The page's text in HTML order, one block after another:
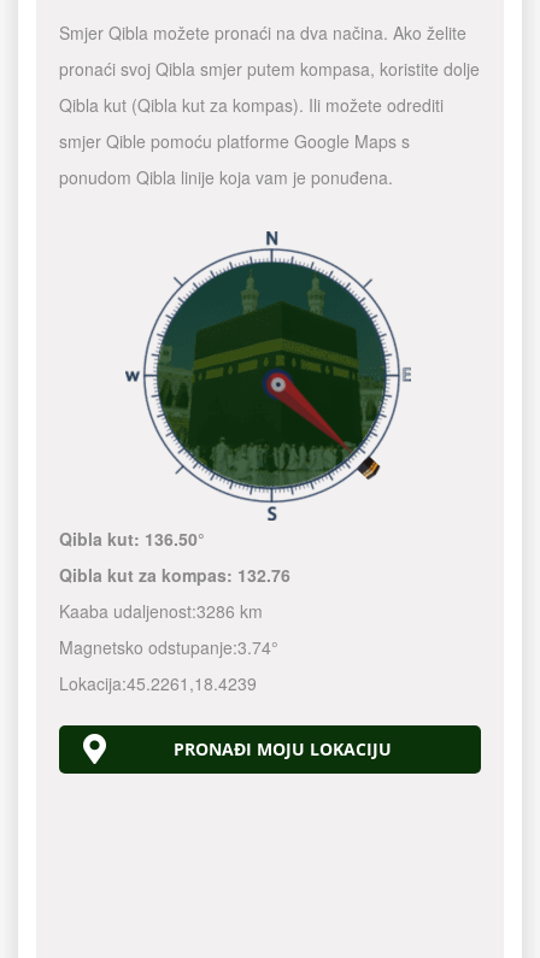
Smjer Qibla možete pronaći na dva načina. Ako želite
pronaći svoj Qibla smjer putem kompasa, koristite dolje
Qibla kut (Qibla kut za kompas). Ili možete odrediti
smjer Qible pomoću platforme Google Maps s
ponudom Qibla linije koja vam je ponuđena.
Qibla kut: 136.50°
Qibla kut za kompas: 132.76
Kaaba udaljenost:3286 km
Magnetsko odstupanje:3.74°
Lokacija:45.2261 ,18.4239
PRONAĐI MOJU LOKACIJU